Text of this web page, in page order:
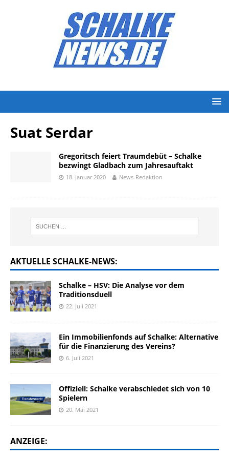
Suat Serdar
Gregoritsch feiert Traumdebüt – Schalke
bezwingt Gladbach zum Jahresauftakt
18. Januar 2020 News-Redaktion
AKTUELLE SCHALKE-NEWS:
Schalke – HSV: Die Analyse vor dem
Traditionsduell
22. Juli 2021
Ein Immobilienfonds auf Schalke: Alternative
für die Finanzierung des Vereins?
6. Juli 2021
Offiziell: Schalke verabschiedet sich von 10
Spielern
20. Mai 2021
ANZEIGE: